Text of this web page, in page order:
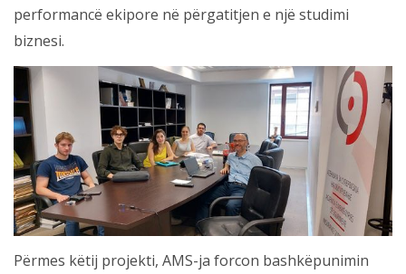
performancë ekipore në përgatitjen e një studimi
biznesi.
Përmes këtij projekti, AMS-ja forcon bashkëpunimin